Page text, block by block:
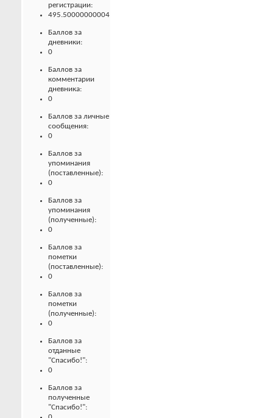
регистрации:
495.50000000004
Баллов за
дневники:
0
Баллов за
комментарии
дневника:
0
Баллов за личные
сообщения:
0
Баллов за
упоминания
(поставленные):
0
Баллов за
упоминания
(полученные):
0
Баллов за
пометки
(поставленные):
0
Баллов за
пометки
(полученные):
0
Баллов за
отданные
"Спасибо!":
0
Баллов за
полученные
"Спасибо!":